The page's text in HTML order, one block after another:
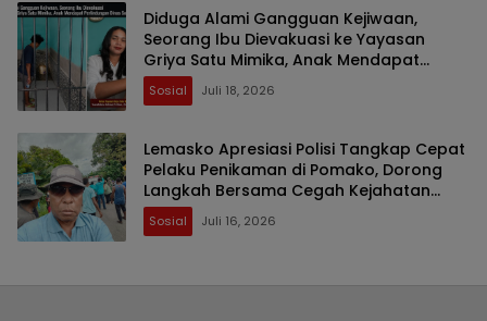
Diduga Alami Gangguan Kejiwaan,
Seorang Ibu Dievakuasi ke Yayasan
Griya Satu Mimika, Anak Mendapat
Perlindungan Dinas Sosial
Sosial Juli 18, 2026
Lemasko Apresiasi Polisi Tangkap Cepat
Pelaku Penikaman di Pomako, Dorong
Langkah Bersama Cegah Kejahatan
Berulang
Sosial Juli 16, 2026